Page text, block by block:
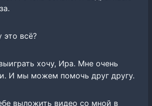
всё?
хочу, Ира. Мне очень
И мы можем помочь друг другу.
выложить видео со мной в